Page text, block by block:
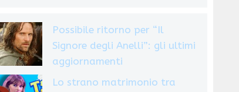
Possibile ritorno per “Il
Signore degli Anelli”: gli ultimi
aggiornamenti
Lo strano matrimonio tra